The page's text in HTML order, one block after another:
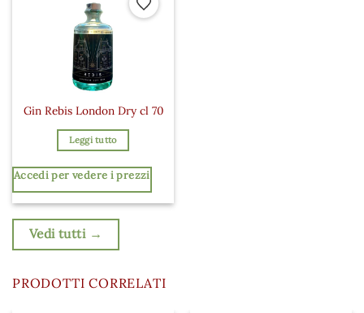
Aggiungi ai preferiti
Gin Rebis London Dry cl 70
Leggi tutto
Accedi per vedere i prezzi
Vedi tutti →
PRODOTTI CORRELATI